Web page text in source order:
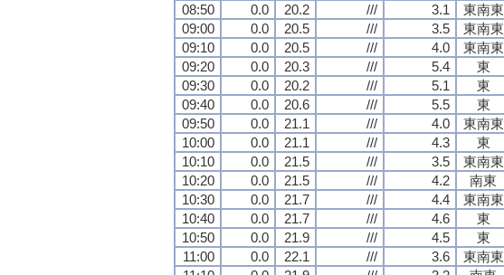
08:50
0.0 20.2 /// 3.1 東南東
09:00
0.0 20.5 /// 3.5 東南東
09:10
0.0 20.5 /// 4.0 東南東
09:20
0.0 20.3 /// 5.4 東
09:30
0.0 20.2 /// 5.1 東
09:40
0.0 20.6 /// 5.5 東
09:50
0.0 21.1 /// 4.0 東南東
10:00
0.0 21.1 /// 4.3 東
10:10
0.0 21.5 /// 3.5 東南東
10:20
0.0 21.5 /// 4.2 南東
10:30
0.0 21.7 /// 4.4 東南東
10:40
0.0 21.7 /// 4.6 東
10:50
0.0 21.9 /// 4.5 東
11:00
0.0 22.1 /// 3.6 東南東